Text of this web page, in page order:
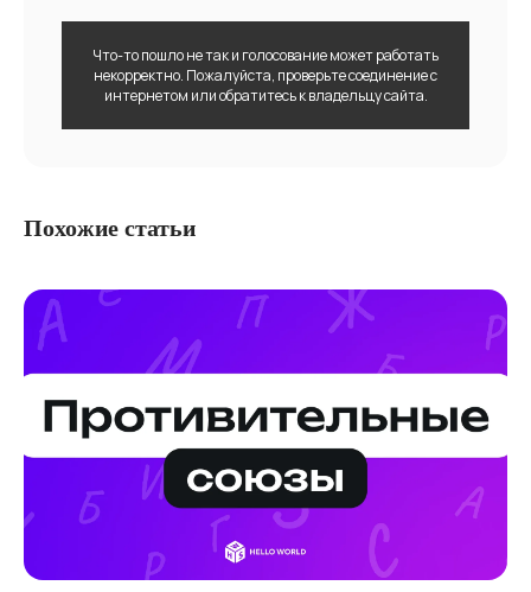
Что-то пошло не так и голосование может работать
некорректно. Пожалуйста, проверьте соединение с
интернетом или обратитесь к владельцу сайта.
Похожие статьи